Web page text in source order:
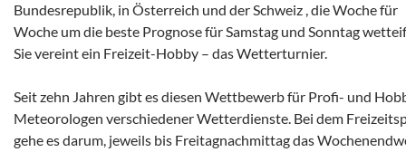
Bundesrepublik, in Österreich und der Schweiz , die Woche für
Woche um die beste Prognose für Samstag und Sonntag
Sie vereint ein Freizeit-Hobby – das Wetterturnier.
Seit zehn Jahren gibt es diesen Wettbewerb für Profi- und
Meteorologen verschiedener Wetterdienste. Bei dem
gehe es darum, jeweils bis Freitagnachmittag das